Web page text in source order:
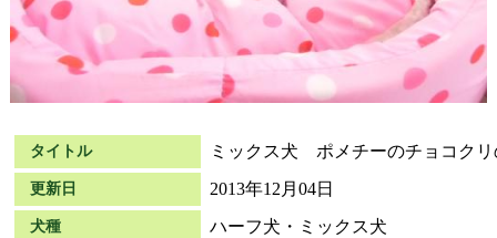
タイトル ミックス犬 ポメチーのチョコクリ
更新日 2013年12月04日
犬種 ハーフ犬・ミックス犬